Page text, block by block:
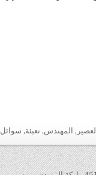
العصير , المهندس, تعبئة, سوائل